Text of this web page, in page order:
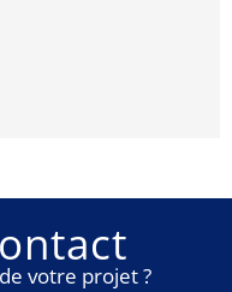
votre projet ?